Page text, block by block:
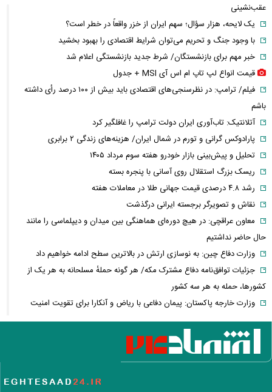
عقب‌نشینی
یک لایحه، هزار سؤال؛ سهم ایران از خزر واقعاً در خطر است؟
با وجود جنگ و تحریم می‌توان شرایط اقتصادی را بهبود بخشید
خبر مهم برای بازنشستگان/ شرط جدید بازنشستگی اعلام شد
قیمت انواع لپ تاپ ام اس آی MSI + جدول
فیلم/ ترامپ: در نظرسنجی‌های اقتصادی باید بیش از ۱۰۰ درصد رأی داشته
باشم
آتلانتیک: تاب‌آوری ایران دولت ترامپ را غافلگیر کرد
پارادوکس گرانی و تورم در شمال ایران/ هزینه‌های زندگی ۲ برابری
تحلیل و پیش‌بینی بازار خودرو هفته سوم مرداد ۱۴۰۵
ریسک بزرگ استقلال روی آسانی با پنجره بسته
رشد ۴.۸ درصدی قیمت جهانی طلا در معاملات هفته
نقاش و تصویرگر برجسته ایرانی درگذشت
معاون عراقچی: در هیچ دوره‌ای هماهنگی بین میدان و دیپلماسی را مانند
حال حاضر نداشتیم
وزارت دفاع چین: به نوسازی ارتش در بالاترین سطح ادامه خواهیم داد
جزئیات توافق‌نامه دفاع مشترک مکه/ هر گونه حملهٔ مسلحانه به هر یک از
کشورها، حمله به هر سه کشور
وزارت خارجه پاکستان: پیمان دفاعی با ریاض و آنکارا برای تقویت امنیت
منطقه امضا شد
اذعان ترامپ به تاثیر جنگ با ایران بر انتخابات میان دوره‌ای آمریکا
لغو افزایش تعرفه و تصاعد پلکانی بهای برق مشترکین کشاورزی